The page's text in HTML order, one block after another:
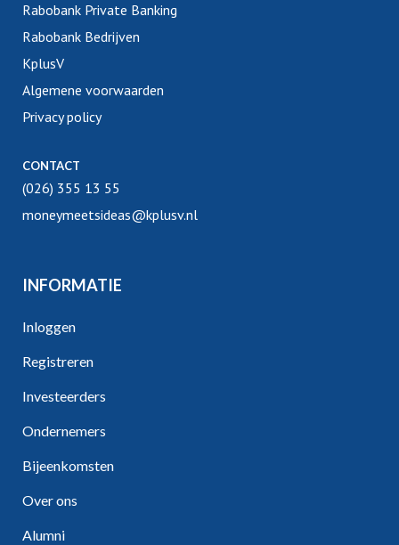
Rabobank Private Banking
Rabobank Bedrijven
KplusV
Algemene voorwaarden
Privacy policy
CONTACT
(026) 355 13 55
moneymeetsideas@kplusv.nl
INFORMATIE
Inloggen
Registreren
Investeerders
Ondernemers
Bijeenkomsten
Over ons
Alumni